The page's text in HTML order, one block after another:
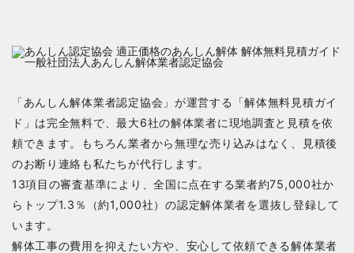
「あんしん解体業者認定協会」が運営する「解体無料見積ガイ
ド」は完全無料で、最大6社の解体業者に現地調査と見積を依
頼できます。もちろん業者から無理な売り込みはなく、見積後
のお断り連絡も私たちが代行します。
13項目の審査基準により、全国に点在する業者約75,000社か
らトップ1.3％（約1,000社）の認定解体業者を選抜し登録して
います。
解体工事の費用を抑えたい方や、安心して依頼できる解体業者